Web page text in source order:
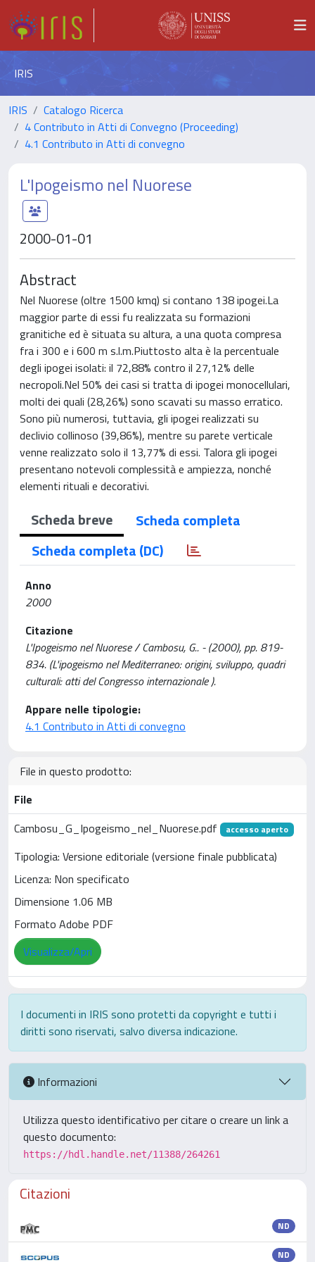
IRIS
IRIS
Catalogo Ricerca
4 Contributo in Atti di Convegno (Proceeding)
4.1 Contributo in Atti di convegno
L'Ipogeismo nel Nuorese
2000-01-01
Abstract
Nel Nuorese (oltre 1500 kmq) si contano 138 ipogei.La
maggior parte di essi fu realizzata su formazioni
granitiche ed è situata su altura, a una quota compresa
fra i 300 e i 600 m s.l.m.Piuttosto alta è la percentuale
degli ipogei isolati: il 72,88% contro il 27,12% delle
necropoli.Nel 50% dei casi si tratta di ipogei monocellulari,
molti dei quali (28,26%) sono scavati su masso erratico.
Sono più numerosi, tuttavia, gli ipogei realizzati su
declivio collinoso (39,86%), mentre su parete verticale
venne realizzato solo il 13,77% di essi. Talora gli ipogei
presentano notevoli complessità e ampiezza, nonché
elementi rituali e decorativi.
Scheda breve
Scheda completa
Scheda completa (DC)
Anno
2000
Citazione
L'Ipogeismo nel Nuorese / Cambosu, G.. - (2000), pp. 819-
834. (L'ipogeismo nel Mediterraneo: origini, sviluppo, quadri
culturali: atti del Congresso internazionale ).
Appare nelle tipologie:
4.1 Contributo in Atti di convegno
File in questo prodotto:
File
Cambosu_G_Ipogeismo_nel_Nuorese.pdf
accesso aperto
Tipologia: Versione editoriale (versione finale pubblicata)
Licenza: Non specificato
Dimensione 1.06 MB
Formato Adobe PDF
Visualizza/Apri
I documenti in IRIS sono protetti da copyright e tutti i
diritti sono riservati, salvo diversa indicazione.
Informazioni
Utilizza questo identificativo per citare o creare un link a
questo documento:
https://hdl.handle.net/11388/264261
Citazioni
ND
ND